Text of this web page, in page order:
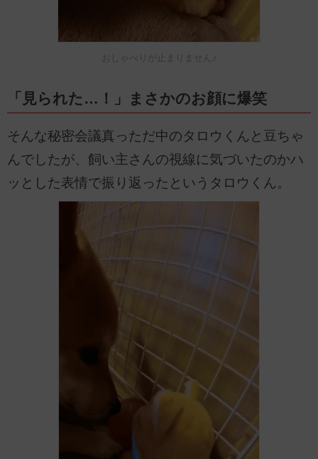
おしゃべりが止まりません♪
「見られた…！」まさかのお顔に爆笑
そんな秘密会議真っただ中のタロウくんと豆ちゃ
んでしたが、飼い主さんの視線に気づいたのかハ
ッとした表情で振り返ったというタロウくん。